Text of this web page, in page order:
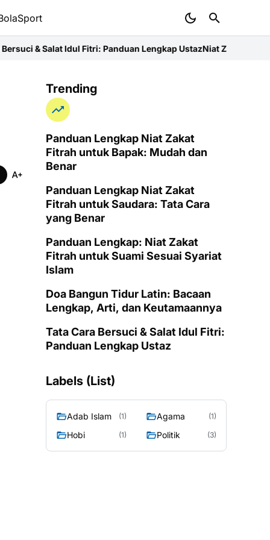
Fitri: Panduan Lengkap UstazNiat Zakat Fitrah untuk Ibu:
Trending
Panduan Lengkap Niat Zakat
Fitrah untuk Bapak: Mudah dan
Benar
Panduan Lengkap Niat Zakat
Fitrah untuk Saudara: Tata Cara
yang Benar
Panduan Lengkap: Niat Zakat
Fitrah untuk Suami Sesuai Syariat
Islam
Doa Bangun Tidur Latin: Bacaan
Lengkap, Arti, dan Keutamaannya
Tata Cara Bersuci & Salat Idul Fitri:
Panduan Lengkap Ustaz
Labels (List)
Adab Islam (1) Agama (1)
Hobi (1) Politik (3)